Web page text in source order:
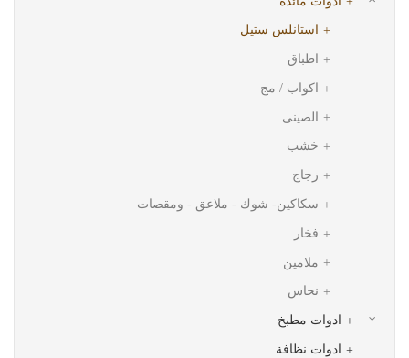
استانلس ستيل
اطباق
اكواب / مج
الصينى
خشب
زجاج
سكاكین- شوك - ملاعق - ومقصات
فخار
ملامين
نحاس
ادوات مطبخ
ادوات نظافة